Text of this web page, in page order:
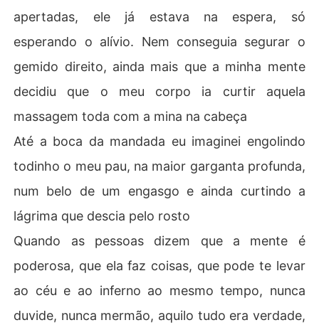
apertadas, ele já estava na espera, só
esperando o alívio. Nem conseguia segurar o
gemido direito, ainda mais que a minha mente
decidiu que o meu corpo ia curtir aquela
massagem toda com a mina na cabeça
Até a boca da mandada eu imaginei engolindo
todinho o meu pau, na maior garganta profunda,
num belo de um engasgo e ainda curtindo a
lágrima que descia pelo rosto
Quando as pessoas dizem que a mente é
poderosa, que ela faz coisas, que pode te levar
ao céu e ao inferno ao mesmo tempo, nunca
duvide, nunca mermão, aquilo tudo era verdade,